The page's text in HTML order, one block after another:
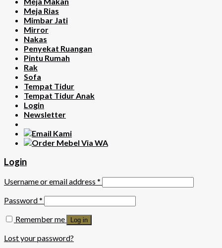
Meja Rias
Mimbar Jati
Mirror
Nakas
Penyekat Ruangan
Pintu Rumah
Rak
Sofa
Tempat Tidur
Tempat Tidur Anak
Login
Newsletter
Login
Username or email address *
Password*
Remember me
Log in
Lost your password?